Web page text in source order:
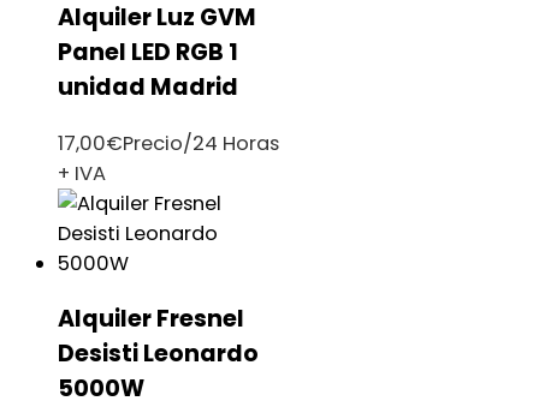
Alquiler Luz GVM
Panel LED RGB 1
unidad Madrid
17,00€Precio/24 Horas
+ IVA
Alquiler Fresnel
Desisti Leonardo
5000W